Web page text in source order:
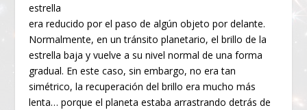
estrella
era reducido por el paso de algún objeto por delante.
Normalmente, en un tránsito planetario, el brillo de la
estrella baja y vuelve a su nivel normal de una forma
gradual. En este caso, sin embargo, no era tan
simétrico, la recuperación del brillo era mucho más
lenta… porque el planeta estaba arrastrando detrás de